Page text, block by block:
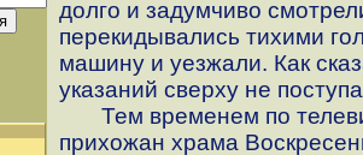
долго и задумчиво
перекидывались тихими
машину и уезжали. Как
указаний сверху не
Тем временем по
прихожан храма